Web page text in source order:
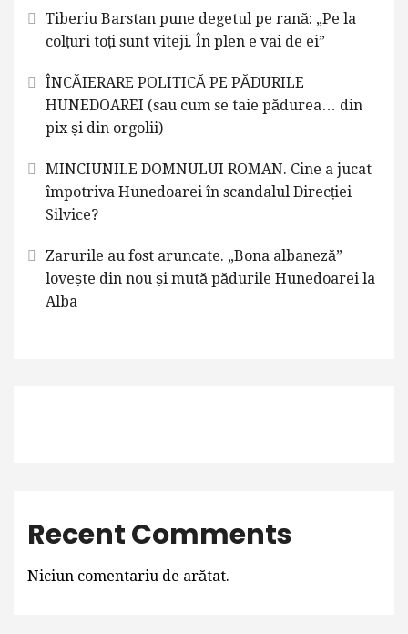
Tiberiu Barstan pune degetul pe rană: „Pe la
colțuri toți sunt viteji. În plen e vai de ei”
ÎNCĂIERARE POLITICĂ PE PĂDURILE
HUNEDOAREI (sau cum se taie pădurea… din
pix și din orgolii)
MINCIUNILE DOMNULUI ROMAN. Cine a jucat
împotriva Hunedoarei în scandalul Direcției
Silvice?
Zarurile au fost aruncate. „Bona albaneză”
lovește din nou și mută pădurile Hunedoarei la
Alba
Recent Comments
Niciun comentariu de arătat.